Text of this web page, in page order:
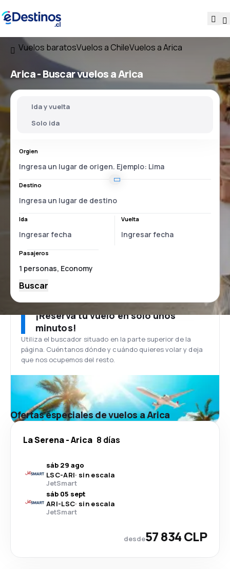
Vuelos baratosVuelos a ChileVuelos a Arica
Arica - Buscar vuelos a Arica
Ida y vuelta
Solo ida
Orgien
Destino
Ida Vuelta
Pasajeros
Buscar
¡Reserva tu vuelo en solo unos
minutos!
Utiliza el buscador situado en la parte superior de la
página. Cuéntanos dónde y cuándo quieres volar y deja
que nos ocupemos del resto.
Ofertas especiales de vuelos a Arica
La Serena-Arica 8 días
sáb 29 ago
LSC-ARI· sin escala
JetSmart
sáb 05 sept
ARI-LSC· sin escala
JetSmart
desde57 834 CLP